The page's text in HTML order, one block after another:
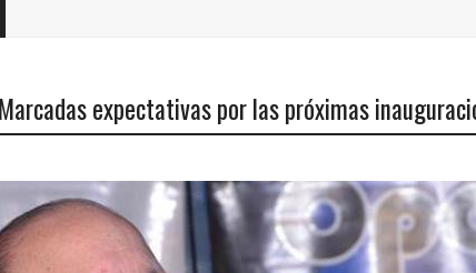
expectativas por las próximas